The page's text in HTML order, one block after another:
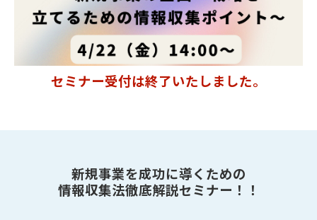
セミナー受付は終了いたしました。
新規事業を成功に導くための
情報収集法徹底解説セミナー！！